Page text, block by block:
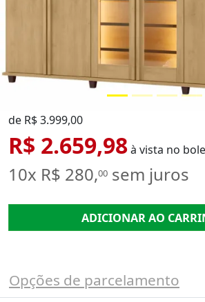
de R$ 3.999,00
R$ 2.659,98à vista no
10x R$ 280,00 sem juros
ADICIONAR AO
Opções de parcelamento